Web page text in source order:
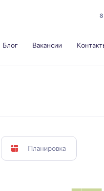
8
Блог Вакансии
Планировка